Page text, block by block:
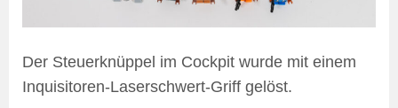
Der Steuerknüppel im Cockpit wurde mit einem
Inquisitoren-Laserschwert-Griff gelöst.